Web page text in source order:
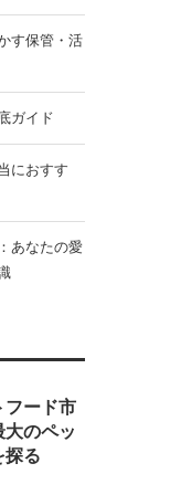
す保管・活
ガイド
におすす
あなたの愛
フード市
のペッ
探る